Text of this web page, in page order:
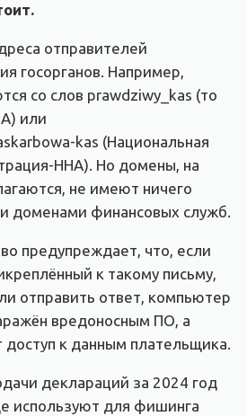
отправителей
госорганов. Например,
со слов prawdziwy_kas (то
или
kas (Национальная
ННА). Но домены, на
не имеют ничего
доменами финансовых служб.
предупреждает, что, если
к такому письму,
отправить ответ, компьютер
вредоносным ПО, а
к данным плательщика.
деклараций за 2024 год
используют для фишинга